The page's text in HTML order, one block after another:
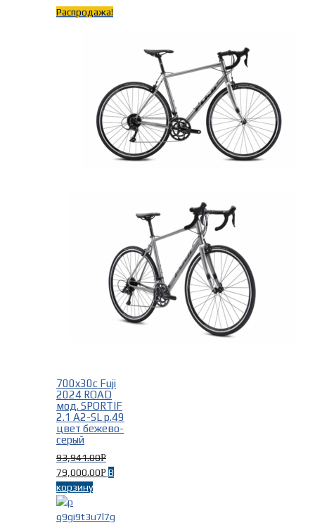
Распродажа!
700x30c Fuji
2024 ROAD
мод. SPORTIF
2.1 A2-SL р.49
цвет бежево-
серый
93,941.00Р
79,000.00Р В
корзину